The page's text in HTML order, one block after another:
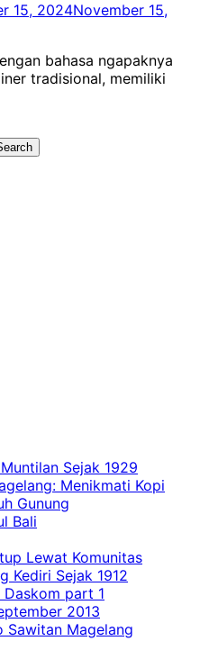
15, 2024November 15,
bahasa ngapaknya
tradisional, memiliki
Sejak 1929
Menikmati Kopi
Gunung
Bali
Lewat Komunitas
Kediri Sejak 1912
part 1
2013
Sawitan Magelang